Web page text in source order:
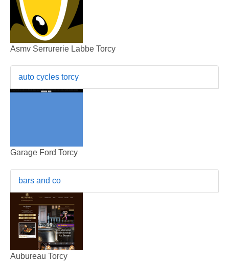
Asmv Serrurerie Labbe Torcy
auto cycles torcy
Garage Ford Torcy
bars and co
Aubureau Torcy